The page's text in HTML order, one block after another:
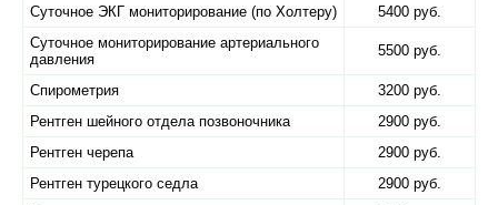
Суточное ЭКГ мониторирование (по Холтеру)
5400 руб.
Суточное мониторирование артериального
давления
5500 руб.
Спирометрия
3200 руб.
Рентген шейного отдела позвоночника
2900 руб.
Рентген черепа
2900 руб.
Рентген турецкого седла
2900 руб.